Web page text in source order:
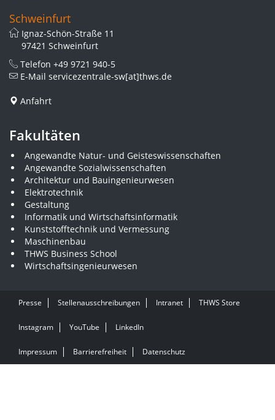
Schweinfurt
Ignaz-Schön-Straße 11
97421 Schweinfurt
Telefon +49 9721 940-5
E-Mail servicezentrale-sw[at]thws.de
Anfahrt
Fakultäten
Angewandte Natur- und Geisteswissenschaften
Angewandte Sozialwissenschaften
Architektur und Bauingenieurwesen
Elektrotechnik
Gestaltung
Informatik und Wirtschaftsinformatik
Kunststofftechnik und Vermessung
Maschinenbau
THWS Business School
Wirtschaftsingenieurwesen
Presse Stellenausschreibungen Intranet THWS Store
Instagram YouTube LinkedIn
Impressum Barrierefreiheit Datenschutz